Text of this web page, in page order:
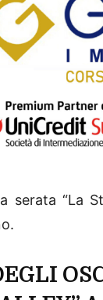
serata “La